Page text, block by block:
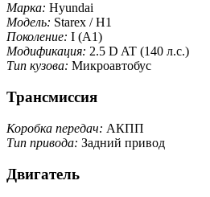
Марка: Hyundai
Модель: Starex / H1
Поколение: I (A1)
Модификация: 2.5 D AT (140 л.с.)
Тип кузова: Микроавтобус
Трансмиссия
Коробка передач: АКПП
Тип привода: Задний привод
Двигатель